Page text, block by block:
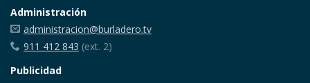
Administración
administracion@burladero.tv
911 412 843 (ext. 2)
Publicidad